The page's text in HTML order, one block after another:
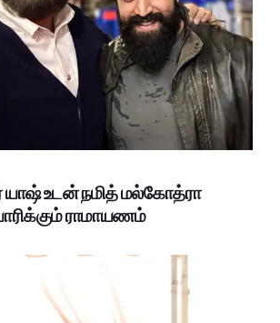
யாஷ் உடன் நமித் மல்கோத்ரா
ராமாயணம்